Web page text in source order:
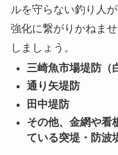
ルを守らない釣り人
強化に繋がりかねま
しましょう。
三崎魚市場堤防（
通り矢堤防
田中堤防
その他、金網や看
ている突堤・防波